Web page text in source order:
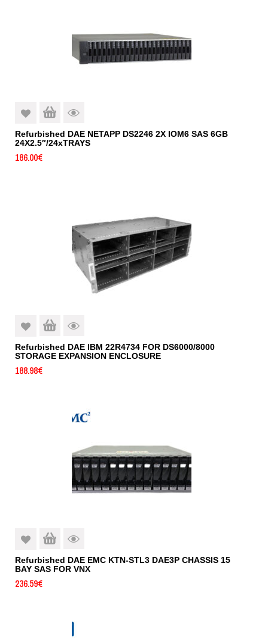
Refurbished DAE NETAPP DS2246 2X IOM6 SAS 6GB
24X2.5″/24xTRAYS
186.00€
Refurbished DAE IBM 22R4734 FOR DS6000/8000
STORAGE EXPANSION ENCLOSURE
188.98€
Refurbished DAE EMC KTN-STL3 DAE3P CHASSIS 15
BAY SAS FOR VNX
236.59€